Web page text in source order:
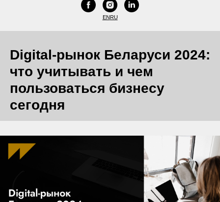
ENRU
Digital-рынок Беларуси 2024:
что учитывать и чем
пользоваться бизнесу
сегодня